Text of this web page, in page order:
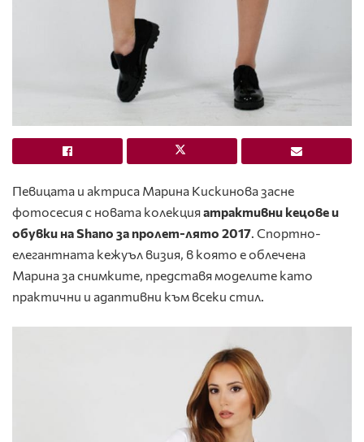
Певицата и актриса Марина Кискинова засне
фотосесия с новата колекцияатрактивни кецове и
обувки на Shano за пролет-лято 2017. Спортно-
елегантната кежуъл визия, в която е облечена
Марина за снимките, представя моделите като
практични и адаптивни към всеки стил.